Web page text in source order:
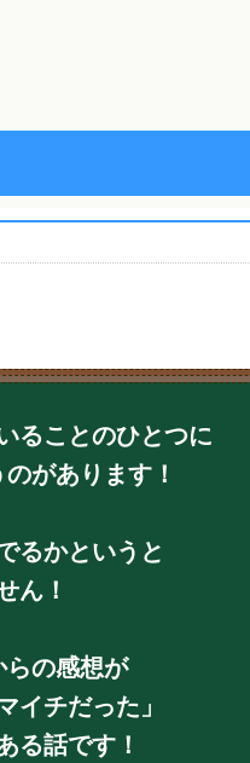
ることのひとつに
があります！
るかというと
ん！
の感想が
イチだった」
る話です！